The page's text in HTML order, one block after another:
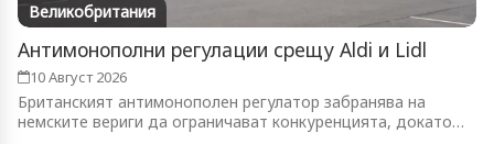
Великобритания
Антимонополни регулации срещу Aldi и Lidl
10 Август 2026
Британският антимонополен регулатор забранява на
немските вериги да ограничават конкуренцията, докато